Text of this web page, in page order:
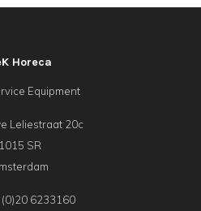
Horeca
Equipment
Leliestraat 20c
1015 SR
(0)20 6233160